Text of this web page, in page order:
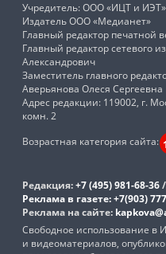
Учредитель: ООО «ИЦТ и ИЭТ»
Издатель ООО «Медианет»
Главный редактор печатной
Главный редактор сетевого
Александрович
Заместитель главного
Аверьянова Олеся Сергеевна
Адрес редакции: 119002, г.
комн. 2
Возрастная категория сайта:
Редакция:+7 (495) 981-68-36/
Реклама в газете:+7(903)
Реклама на сайте:
Свободное использование в
и видеоматериалов,